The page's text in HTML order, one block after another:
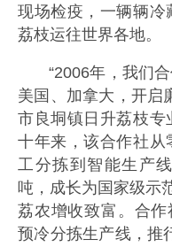
现场检疫，一辆辆
荔枝运往世界各地。
“2006年，我们
美国、加拿大，开启
市良垌镇日升荔枝专
十年来，该合作社从
工分拣到智能生产
吨，成长为国家级示
荔农增收致富。合
预冷分拣生产线，推